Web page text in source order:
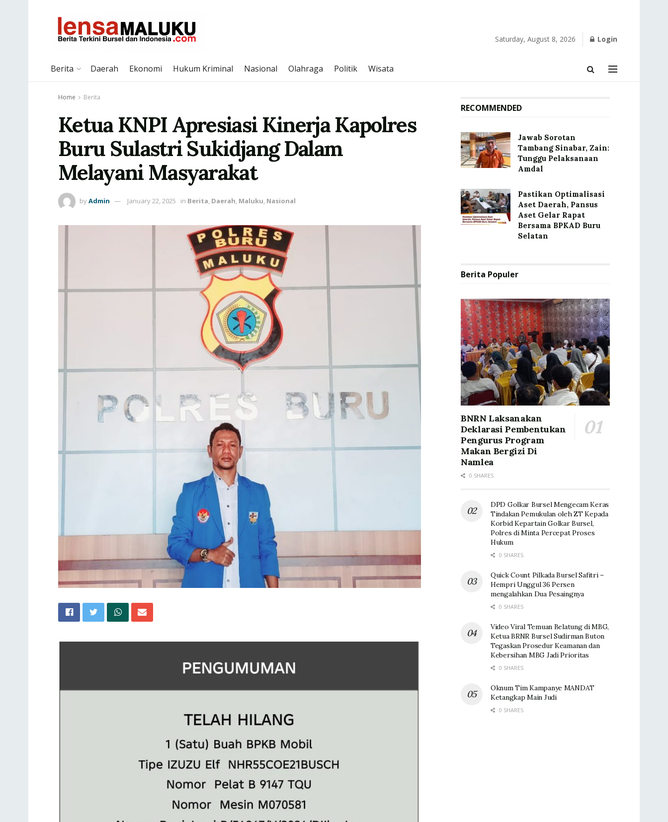
Saturday, August 8, 2026 Login
Berita Daerah Ekonomi Hukum Kriminal Nasional Olahraga Politik Wisata
Home Berita
Ketua KNPI Apresiasi Kinerja Kapolres
Buru Sulastri Sukidjang Dalam
Melayani Masyarakat
byAdmin January 22, 2025 in Berita, Daerah, Maluku, Nasional
RECOMMENDED
Jawab Sorotan
Tambang Sinabar, Zain:
Tunggu Pelaksanaan
Amdal
Pastikan Optimalisasi
Aset Daerah, Pansus
Aset Gelar Rapat
Bersama BPKAD Buru
Selatan
Berita Populer
BNRN Laksanakan
Deklarasi Pembentukan
Pengurus Program
Makan Bergizi Di
Namlea
0 SHARES
DPD Golkar Bursel Mengecam Keras
Tindakan Pemukulan oleh ZT Kepada
Korbid Kepartain Golkar Bursel,
Polres di Minta Percepat Proses
Hukum
0 SHARES
Quick Count Pilkada Bursel Safitri –
Hempri Unggul 36 Persen
mengalahkan Dua Pesaingnya
0 SHARES
Video Viral Temuan Belatung di MBG,
Ketua BRNR Bursel Sudirman Buton
Tegaskan Prosedur Keamanan dan
Kebersihan MBG Jadi Prioritas
0 SHARES
Oknum Tim Kampanye MANDAT
Ketangkap Main Judi
0 SHARES